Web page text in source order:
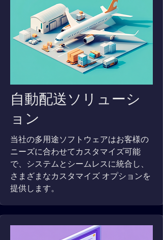
自動配送ソリューシ
ョン
当社の多用途ソフトウェアはお客様の
ニーズに合わせてカスタマイズ可能
で、システムとシームレスに統合し、
さまざまなカスタマイズ オプションを
提供します。